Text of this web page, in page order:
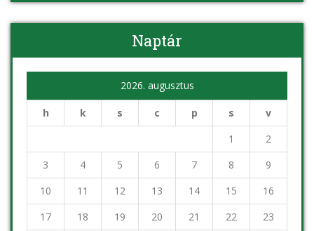
Naptár
2026. augusztus
h k s c p s
v
1
2
3
4 5 6 7 8
9
10
11 12 13 14 15
16
17
18 19 20 21 22 23